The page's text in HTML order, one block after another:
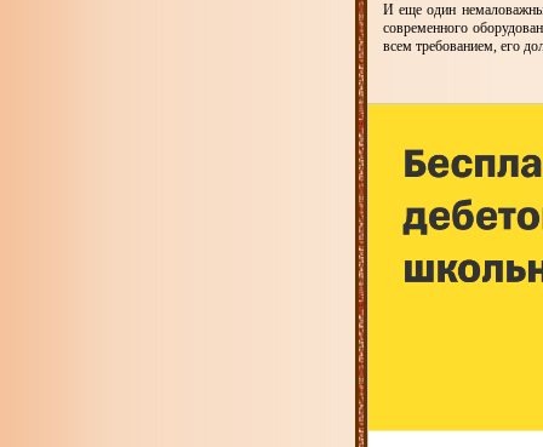
И еще один
современного
всем требованием, его